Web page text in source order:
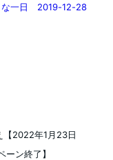
な一日 2019-12-28
2022年1月23日
ン終了】